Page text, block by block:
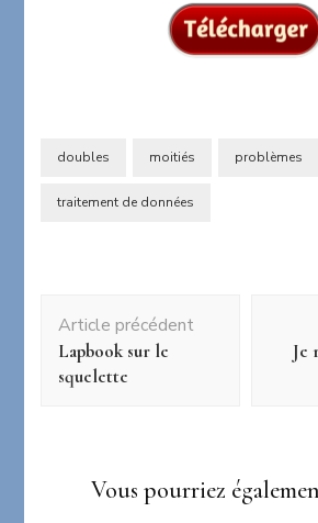
doubles moitiés problèmes
traitement de données
d'article
Article précédent
Lapbook sur le
squelette
Je
Vous pourriez